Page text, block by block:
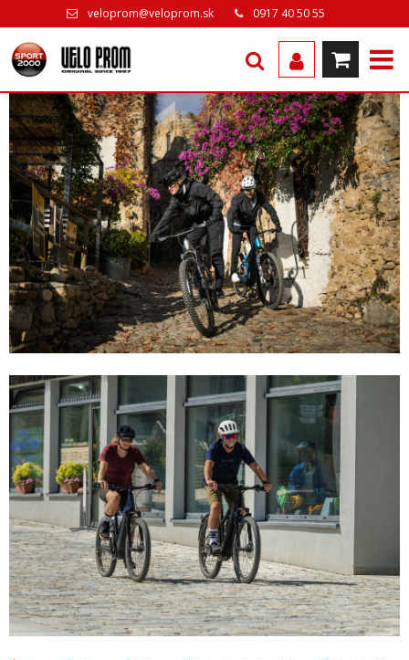
veloprom@veloprom.sk 0917 40 50 55